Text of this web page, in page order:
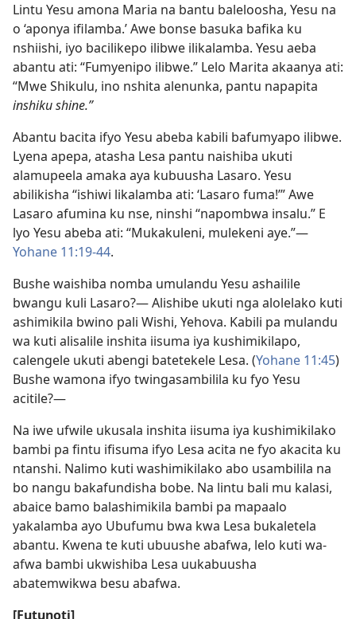
Lintu Yesu amona Maria na bantu baleloosha, Yesu na
o ‘aponya ifilamba.’ Awe bonse basuka bafika ku
nshiishi, iyo bacilikepo ilibwe ilikalamba. Yesu aeba
abantu ati: “Fumyenipo ilibwe.” Lelo Marita akaanya ati:
“Mwe Shikulu, ino nshita alenunka, pantu napapita
inshiku shine.”
Abantu bacita ifyo Yesu abeba kabili bafumyapo ilibwe.
Lyena apepa, atasha Lesa pantu naishiba ukuti
alamupeela amaka aya kubuusha Lasaro. Yesu
abilikisha “ishiwi likalamba ati: ‘Lasaro fuma!’” Awe
Lasaro afumina ku nse, ninshi “napombwa insalu.” E
lyo Yesu abeba ati: “Mukakuleni, mulekeni aye.”—
Yohane 11:19-44.
Bushe waishiba nomba umulandu Yesu ashailile
bwangu kuli Lasaro?— Alishibe ukuti nga alolelako kuti
ashimikila bwino pali Wishi, Yehova. Kabili pa mulandu
wa kuti alisalile inshita iisuma iya kushimikilapo,
calengele ukuti abengi batetekele Lesa. (Yohane 11:45)
Bushe wamona ifyo twingasambilila ku fyo Yesu
acitile?—
Na iwe ufwile ukusala inshita iisuma iya kushimikilako
bambi pa fintu ifisuma ifyo Lesa acita ne fyo akacita ku
ntanshi. Nalimo kuti washimikilako abo usambilila na
bo nangu bakafundisha bobe. Na lintu bali mu kalasi,
abaice bamo balashimikila bambi pa mapaalo
yakalamba ayo Ubufumu bwa kwa Lesa bukaletela
abantu. Kwena te kuti ubuushe abafwa, lelo kuti wa-
afwa bambi ukwishiba Lesa uukabuusha
abatemwikwa besu abafwa.
[Futunoti]